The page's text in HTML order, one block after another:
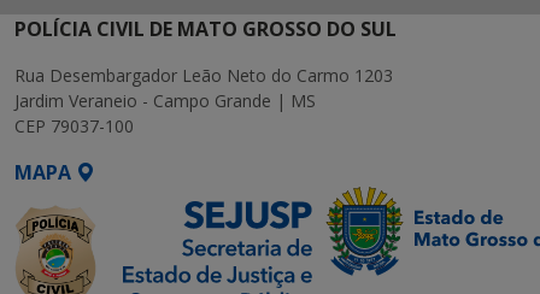
POLÍCIA CIVIL DE MATO GROSSO DO SUL
Rua Desembargador Leão Neto do Carmo 1203
Jardim Veraneio - Campo Grande | MS
CEP 79037-100
MAPA